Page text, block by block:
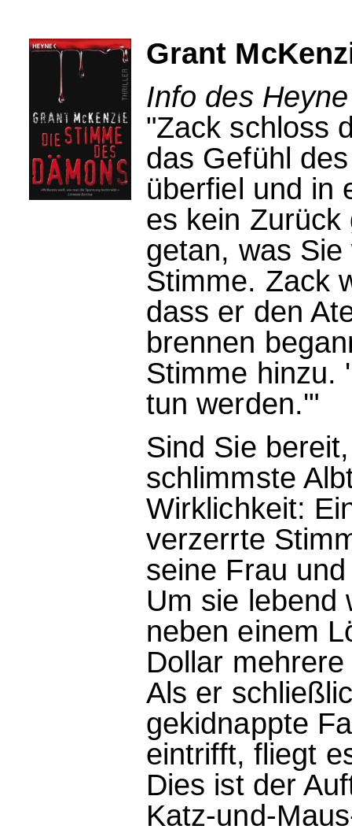
Grant
Info des
"Zack schloss
das Gefühl
überfiel und in
es kein
getan, was
Stimme. Zack
dass er den
brennen
Stimme hinzu.
tun werden.'"
Sind Sie
schlimmste
Wirklichkeit:
verzerrte
seine Frau
Um sie lebend
neben einem
Dollar
Als er
gekidnappte
eintrifft, fliegt
Dies ist der
Katz-und-